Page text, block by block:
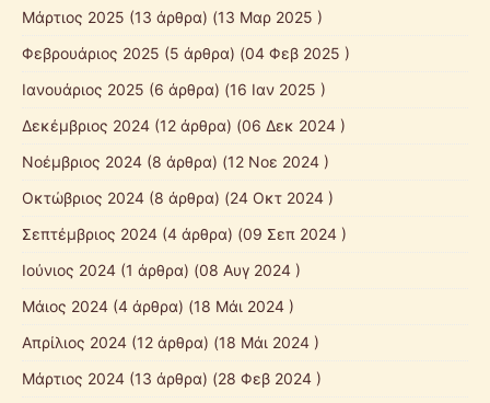
Μάρτιος 2025 (13 άρθρα) (13 Μαρ 2025 )
Φεβρουάριος 2025 (5 άρθρα) (04 Φεβ 2025 )
Ιανουάριος 2025 (6 άρθρα) (16 Ιαν 2025 )
Δεκέμβριος 2024 (12 άρθρα) (06 Δεκ 2024 )
Νοέμβριος 2024 (8 άρθρα) (12 Νοε 2024 )
Οκτώβριος 2024 (8 άρθρα) (24 Οκτ 2024 )
Σεπτέμβριος 2024 (4 άρθρα) (09 Σεπ 2024 )
Ιούνιος 2024 (1 άρθρα) (08 Αυγ 2024 )
Μάιος 2024 (4 άρθρα) (18 Μάι 2024 )
Απρίλιος 2024 (12 άρθρα) (18 Μάι 2024 )
Μάρτιος 2024 (13 άρθρα) (28 Φεβ 2024 )